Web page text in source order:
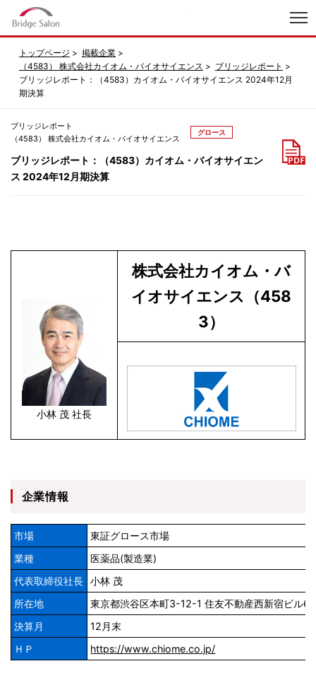
トップページ
掲載企業
（4583） 株式会社カイオム・バイオサイエンス
ブリッジレポート
ブリッジレポート：（4583）カイオム・バイオサイエンス 2024年12月
期決算
ブリッジレポート
（4583） 株式会社カイオム・バイオサイエンス
グロース
ブリッジレポート：（4583）カイオム・バイオサイエン
ス 2024年12月期決算
小林 茂 社長
株式会社カイオム・バ
イオサイエンス（458
3）
企業情報
市場
東証グロース市場
業種
医薬品(製造業)
代表取締役社長
小林 茂
所在地
東京都渋谷区本町3-12-1 住友不動産西新宿ビル6
決算月
12月末
ＨＰ
https://www.chiome.co.jp/